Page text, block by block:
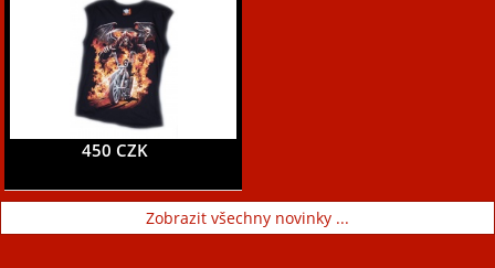
450 CZK
Zobrazit všechny novinky ...